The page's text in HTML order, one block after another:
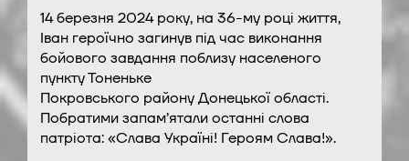
14 березня 2024 року, на 36-му році життя,
Іван героїчно загинув під час виконання
бойового завдання поблизу населеного
пункту Тоненьке
Покровського району Донецької області.
Побратими запам’ятали останні слова
патріота: «Слава Україні! Героям Слава!».